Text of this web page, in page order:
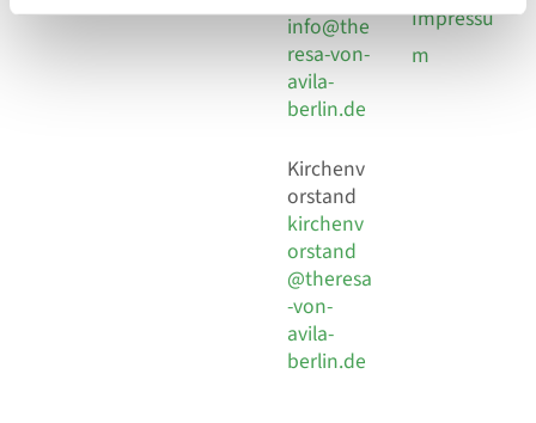
info@the
resa-von-
avila-
berlin.de
Kirchenv
orstand
kirchenv
orstand
@theresa
-von-
avila-
berlin.de
Impressu
m